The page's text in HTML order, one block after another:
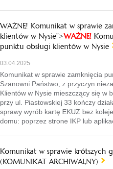
WAŻNE! Komunikat w sprawie
klientów w Nysie">WAŻNE!
punktu obsługi klientów w Nysie
03.04.2025
Komunikat w sprawie zamknięcia
Szanowni Państwo, z przyczyn
Klientów w Nysie mieszczący się w
przy ul. Piastowskiej 33 kończy
sprawy wyrób kartę EKUZ bez
domu: poprzez strone IKP lub
Komunikat w sprawie krótszych
(KOMUNIKAT ARCHIWALNY)